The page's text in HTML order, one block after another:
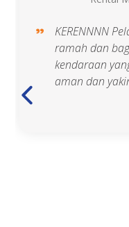
KERENNNN
ramah dan
kendaraan
aman dan